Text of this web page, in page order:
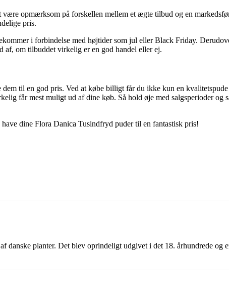
opmærksom på forskellen mellem et ægte tilbud og en
pris.
i forbindelse med højtider som jul eller Black Friday.
af, om tilbuddet virkelig er en god handel eller ej.
til en god pris. Ved at købe billigt får du ikke kun en
får mest muligt ud af dine køb. Så hold øje med salgsperioder og
dine Flora Danica Tusindfryd puder til en fantastisk pris!
planter. Det blev oprindeligt udgivet i det 18. århundrede og